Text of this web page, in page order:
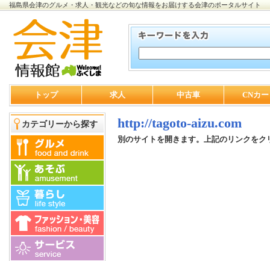
福島県会津のグルメ・求人・観光などの旬な情報をお届けする会津のポータルサイト
トップ 求人 中古車 CNカ
カテゴリーから探す http://tagoto-aizu.com
別のサイトを開きます。上記のリンクをク